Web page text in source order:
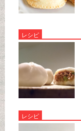
レシピ
レシピ